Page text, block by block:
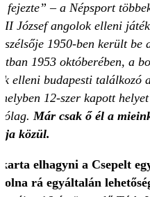
fejezte” – a Népsport
II József angolok elleni
1950-ben került be
1953 októberében, a
elleni budapesti találkozó
12-szer kapott
Már csak ő él a
közül.
elhagyni a Csepelt
rá egyáltalán